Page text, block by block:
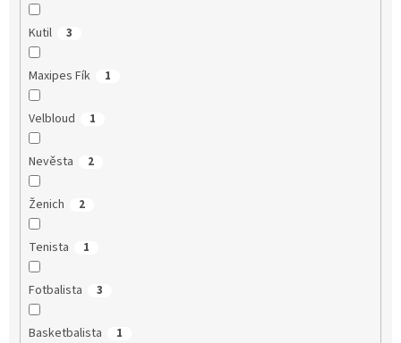
Kutil 3
Maxipes Fík 1
Velbloud 1
Nevěsta 2
Ženich 2
Tenista 1
Fotbalista 3
Basketbalista 1